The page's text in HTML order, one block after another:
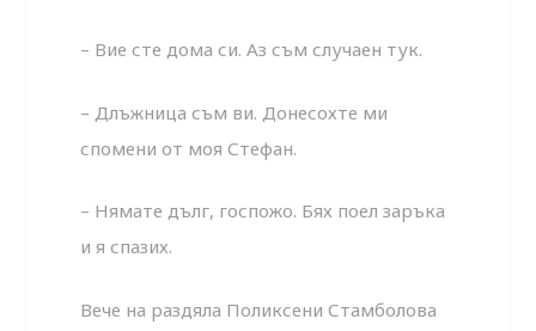
– Вие сте дома си. Аз съм случаен тук.
– Длъжница съм ви. Донесохте ми
спомени от моя Стефан.
– Нямате дълг, госпожо. Бях поел заръка
и я спазих.
Вече на раздяла Поликсени Стамболова